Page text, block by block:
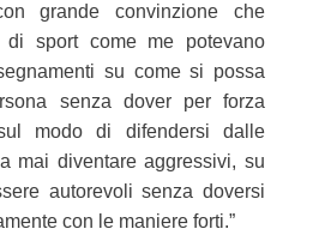
grande convinzione che
sport come me potevano
su come si possa
senza dover per forza
modo di difendersi dalle
mai diventare aggressivi, su
autorevoli senza doversi
con le maniere forti.”